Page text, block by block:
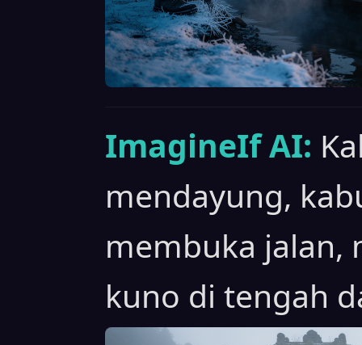
ImagineIf AI:
mendayung,
membuka jalan,
kuno di tengah